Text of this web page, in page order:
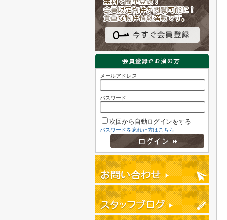
メールアドレス
パスワード
次回から自動ログインをする
パスワードを忘れた方はこちら